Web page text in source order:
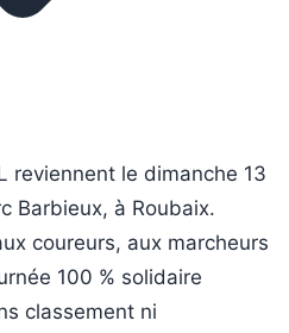
reviennent le dimanche 13
Barbieux, à Roubaix.
coureurs, aux marcheurs
100 % solidaire
classement ni